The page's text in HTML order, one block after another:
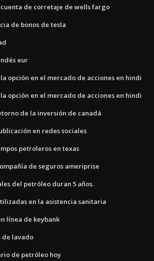
de corretaje de wells fargo
de bonos de tesla
eur
opción en el mercado de acciones en hindi
opción en el mercado de acciones en hindi
de la inversión de canadá
en redes sociales
petroleros en texas
de seguros ameriprise
del petróleo duran 5 años.
en la asistencia sanitaria
línea de keybank
de lavado
de petróleo hoy